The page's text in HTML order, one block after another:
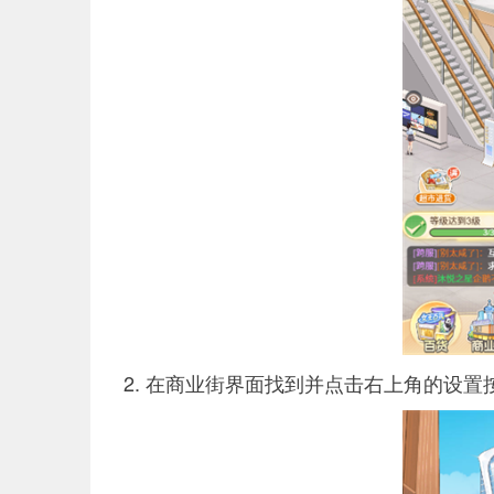
2. 在商业街界面找到并点击右上角的设置